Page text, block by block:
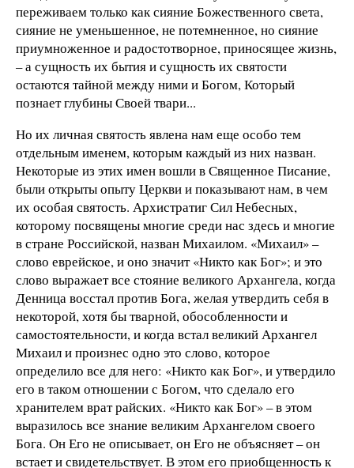
переживаем только как сияние Божественного света,
сияние не уменьшенное, не потемненное, но сияние
приумноженное и радостотворное, приносящее жизнь,
– а сущность их бытия и сущность их святости
остаются тайной между ними и Богом, Который
познает глубины Своей твари...
Но их личная святость явлена нам еще особо тем
отдельным именем, которым каждый из них назван.
Некоторые из этих имен вошли в Священное Писание,
были открыты опыту Церкви и показывают нам, в чем
их особая святость. Архистратиг Сил Небесных,
которому посвящены многие среди нас здесь и многие
в стране Российской, назван Михаилом. «Михаил»–
слово еврейское, и оно значит «Никто как Бог»; и это
слово выражает все стояние великого Архангела, когда
Денница восстал против Бога, желая утвердить себя в
некоторой, хотя бы тварной, обособленности и
самостоятельности, и когда встал великий Архангел
Михаил и произнес одно это слово, которое
определило все для него: «Никто как Бог», и утвердило
его в таком отношении с Богом, что сделало его
хранителем врат райских. «Никто как Бог» – в этом
выразилось все знание великим Архангелом своего
Бога. Он Его не описывает, он Его не объясняет – он
встает и свидетельствует. В этом его приобщенность к